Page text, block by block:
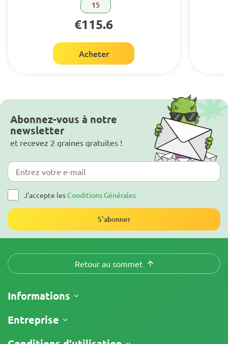
15
€115.6
Acheter
Abonnez-vous à notre
newsletter
et recevez 2 graines gratuites !
J'accepte lesConditions Générales
S'abonner
Retour au sommet
Informations
Expédition
Entreprise
À propos